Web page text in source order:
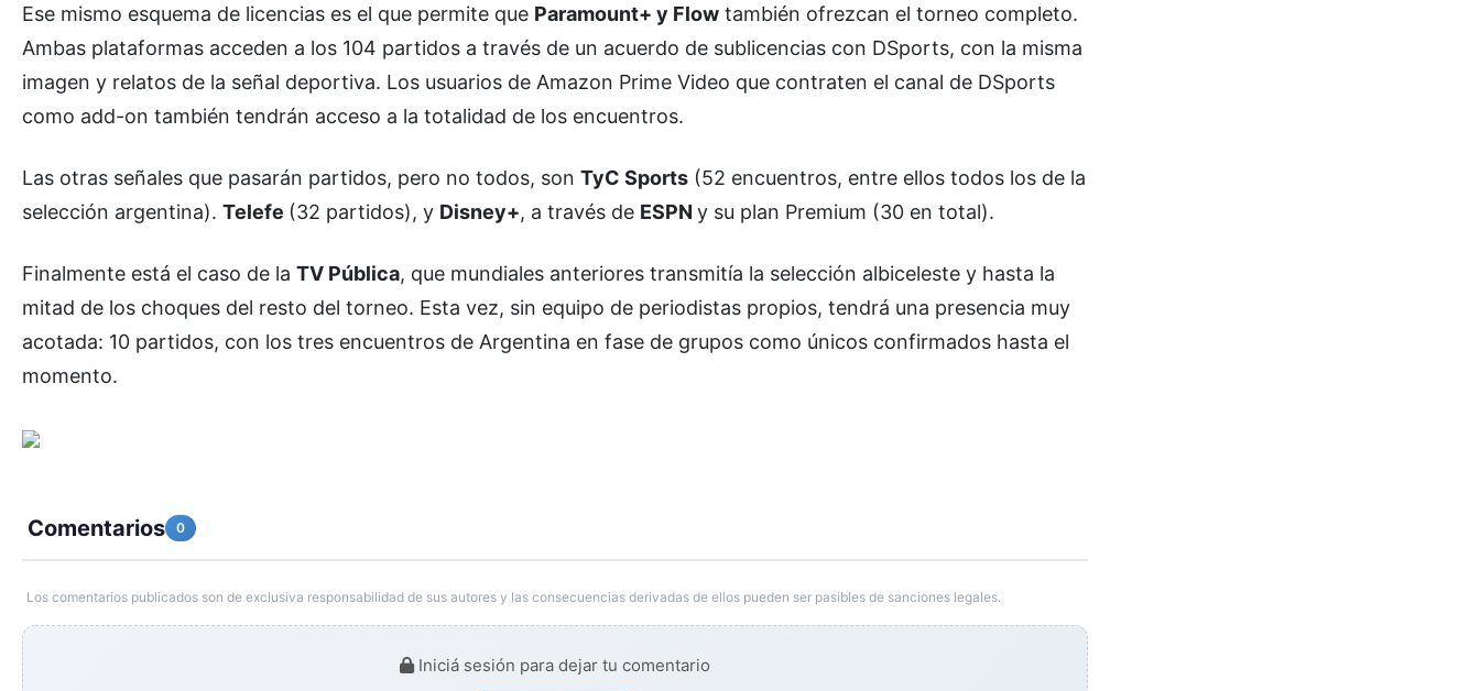
Ese mismo esquema de licencias es el que permite que Paramount+ y Flow también ofrezcan el torneo completo.
Ambas plataformas acceden a los 104 partidos a través de un acuerdo de sublicencias con DSports, con la misma
imagen y relatos de la señal deportiva. Los usuarios de Amazon Prime Video que contraten el canal de DSports
como add-on también tendrán acceso a la totalidad de los encuentros.
Las otras señales que pasarán partidos, pero no todos, son TyC Sports (52 encuentros, entre ellos todos los de la
selección argentina). Telefe (32 partidos), y Disney+, a través de ESPN y su plan Premium (30 en total).
Finalmente está el caso de la TV Pública, que mundiales anteriores transmitía la selección albiceleste y hasta la
mitad de los choques del resto del torneo. Esta vez, sin equipo de periodistas propios, tendrá una presencia muy
acotada: 10 partidos, con los tres encuentros de Argentina en fase de grupos como únicos confirmados hasta el
momento.
Comentarios 0
Los comentarios publicados son de exclusiva responsabilidad de sus autores y las consecuencias derivadas de ellos pueden ser pasibles de sanciones legales.
Iniciá sesión para dejar tu comentario